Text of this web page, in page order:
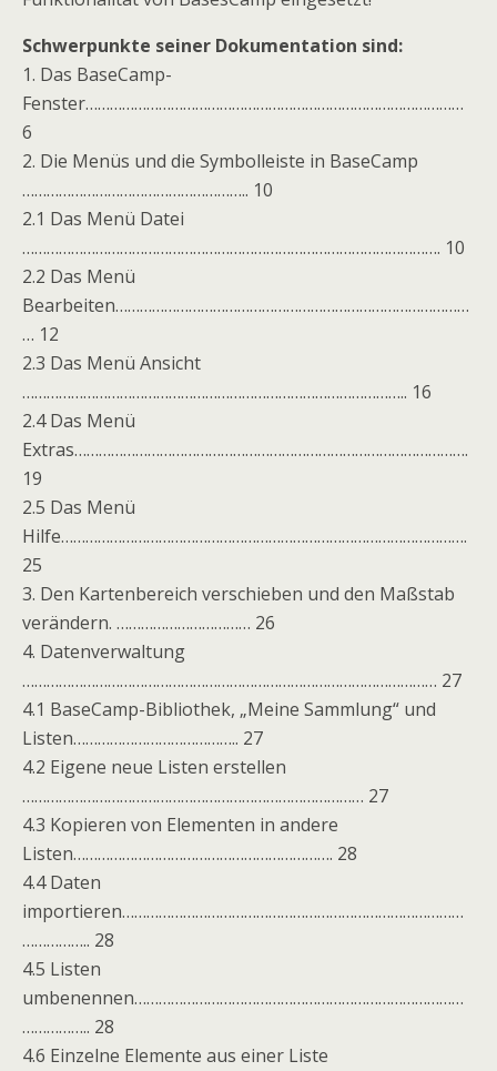
Schwerpunkte seiner Dokumentation sind:
1. Das BaseCamp-
Fenster…………………………………………………………………………………
6
2. Die Menüs und die Symbolleiste in BaseCamp
……………………………………………….. 10
2.1 Das Menü Datei
…………………………………………………………………………………………. 10
2.2 Das Menü
Bearbeiten……………………………………………………………………………
… 12
2.3 Das Menü Ansicht
………………………………………………………………………………….. 16
2.4 Das Menü
Extras…………………………………………………………………………………….
19
2.5 Das Menü
Hilfe……………………………………………………………………………………….
25
3. Den Kartenbereich verschieben und den Maßstab
verändern. …………………………… 26
4. Datenverwaltung
………………………………………………………………………………………… 27
4.1 BaseCamp-Bibliothek, „Meine Sammlung“ und
Listen………………………………….. 27
4.2 Eigene neue Listen erstellen
………………………………………………………………………… 27
4.3 Kopieren von Elementen in andere
Listen………………………………………………………. 28
4.4 Daten
importieren…………………………………………………………………………
…………….. 28
4.5 Listen
umbenennen………………………………………………………………………
…………….. 28
4.6 Einzelne Elemente aus einer Liste